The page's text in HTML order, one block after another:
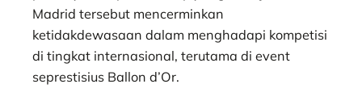
Madrid tersebut mencerminkan
ketidakdewasaan dalam menghadapi kompetisi
di tingkat internasional, terutama di event
seprestisius Ballon d’Or.